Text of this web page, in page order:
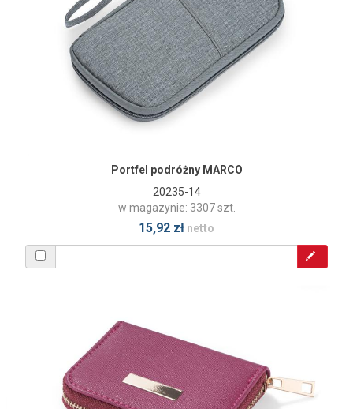
Portfel podróżny MARCO
20235-14
w magazynie: 3307 szt.
15,92 zł netto